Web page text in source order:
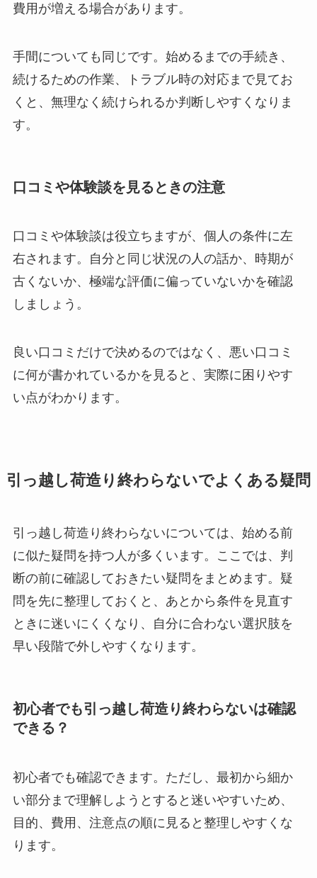
費用が増える場合があります。
手間についても同じです。始めるまでの手続き、
続けるための作業、トラブル時の対応まで見てお
くと、無理なく続けられるか判断しやすくなりま
す。
口コミや体験談を見るときの注意
口コミや体験談は役立ちますが、個人の条件に左
右されます。自分と同じ状況の人の話か、時期が
古くないか、極端な評価に偏っていないかを確認
しましょう。
良い口コミだけで決めるのではなく、悪い口コミ
に何が書かれているかを見ると、実際に困りやす
い点がわかります。
引っ越し荷造り終わらないでよくある疑問
引っ越し荷造り終わらないについては、始める前
に似た疑問を持つ人が多くいます。ここでは、判
断の前に確認しておきたい疑問をまとめます。疑
問を先に整理しておくと、あとから条件を見直す
ときに迷いにくくなり、自分に合わない選択肢を
早い段階で外しやすくなります。
初心者でも引っ越し荷造り終わらないは確認
できる？
初心者でも確認できます。ただし、最初から細か
い部分まで理解しようとすると迷いやすいため、
目的、費用、注意点の順に見ると整理しやすくな
ります。